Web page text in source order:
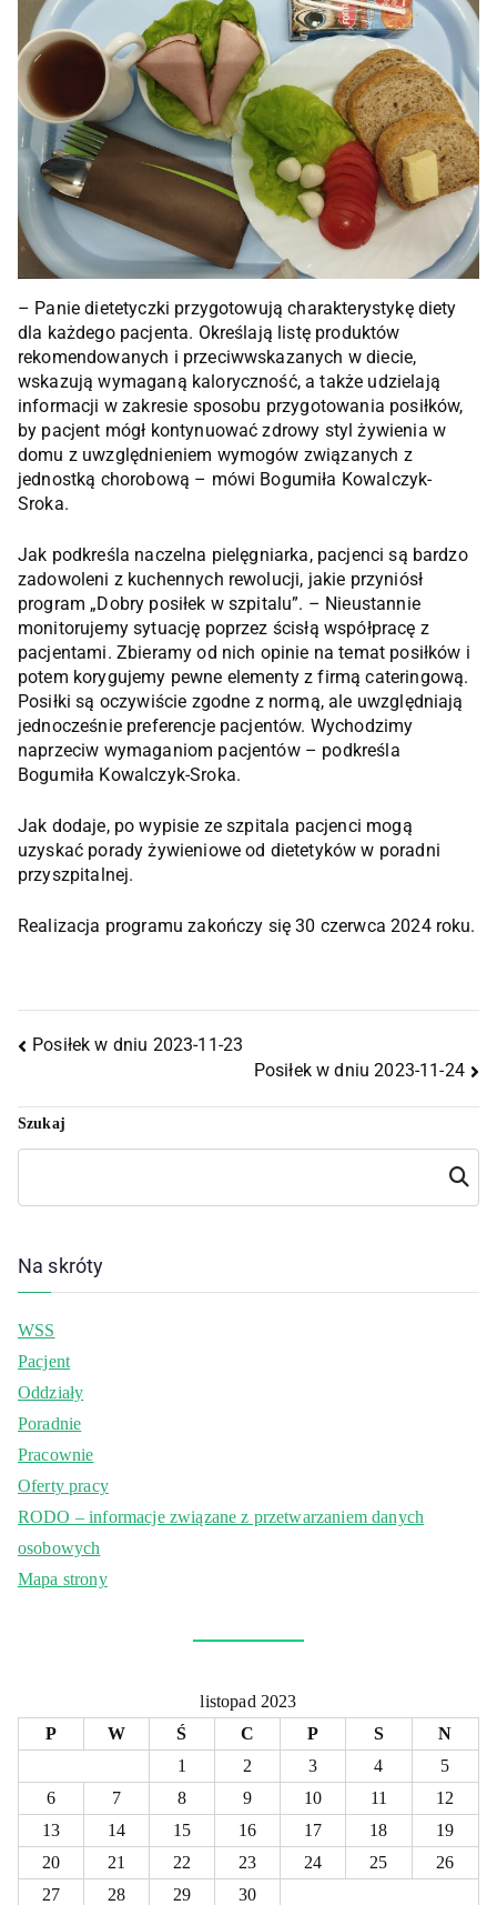
– Panie dietetyczki przygotowują charakterystykę diety
dla każdego pacjenta. Określają listę produktów
rekomendowanych i przeciwwskazanych w diecie,
wskazują wymaganą kaloryczność, a także udzielają
informacji w zakresie sposobu przygotowania posiłków,
by pacjent mógł kontynuować zdrowy styl żywienia w
domu z uwzględnieniem wymogów związanych z
jednostką chorobową – mówi Bogumiła Kowalczyk-
Sroka.
Jak podkreśla naczelna pielęgniarka, pacjenci są bardzo
zadowoleni z kuchennych rewolucji, jakie przyniósł
program „Dobry posiłek w szpitalu”. – Nieustannie
monitorujemy sytuację poprzez ścisłą współpracę z
pacjentami. Zbieramy od nich opinie na temat posiłków i
potem korygujemy pewne elementy z firmą cateringową.
Posiłki są oczywiście zgodne z normą, ale uwzględniają
jednocześnie preferencje pacjentów. Wychodzimy
naprzeciw wymaganiom pacjentów – podkreśla
Bogumiła Kowalczyk-Sroka.
Jak dodaje, po wypisie ze szpitala pacjenci mogą
uzyskać porady żywieniowe od dietetyków w poradni
przyszpitalnej.
Realizacja programu zakończy się 30 czerwca 2024 roku.
Posiłek w dniu 2023-11-23
Posiłek w dniu 2023-11-24
Szukaj
Szukaj
Na skróty
WSS
Pacjent
Oddziały
Poradnie
Pracownie
Oferty pracy
RODO – informacje związane z przetwarzaniem danych
osobowych
Mapa strony
listopad 2023
P
W Ś C P S
N
1
2 3 4
5
6
7 8 9 10 11
12
13
14 15 16 17 18
19
20
21 22 23 24 25
26
27
28 29 30